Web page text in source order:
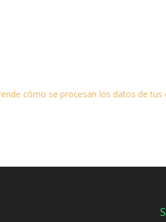
cómo se procesan los datos de tus